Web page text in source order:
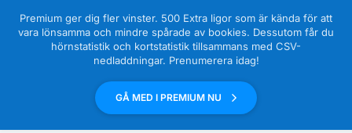
Premium ger dig fler vinster. 500 Extra ligor som är kända för att
vara lönsamma och mindre spårade av bookies. Dessutom får du
hörnstatistik och kortstatistik tillsammans med CSV-
nedladdningar. Prenumerera idag!
GÅ MED I PREMIUM NU